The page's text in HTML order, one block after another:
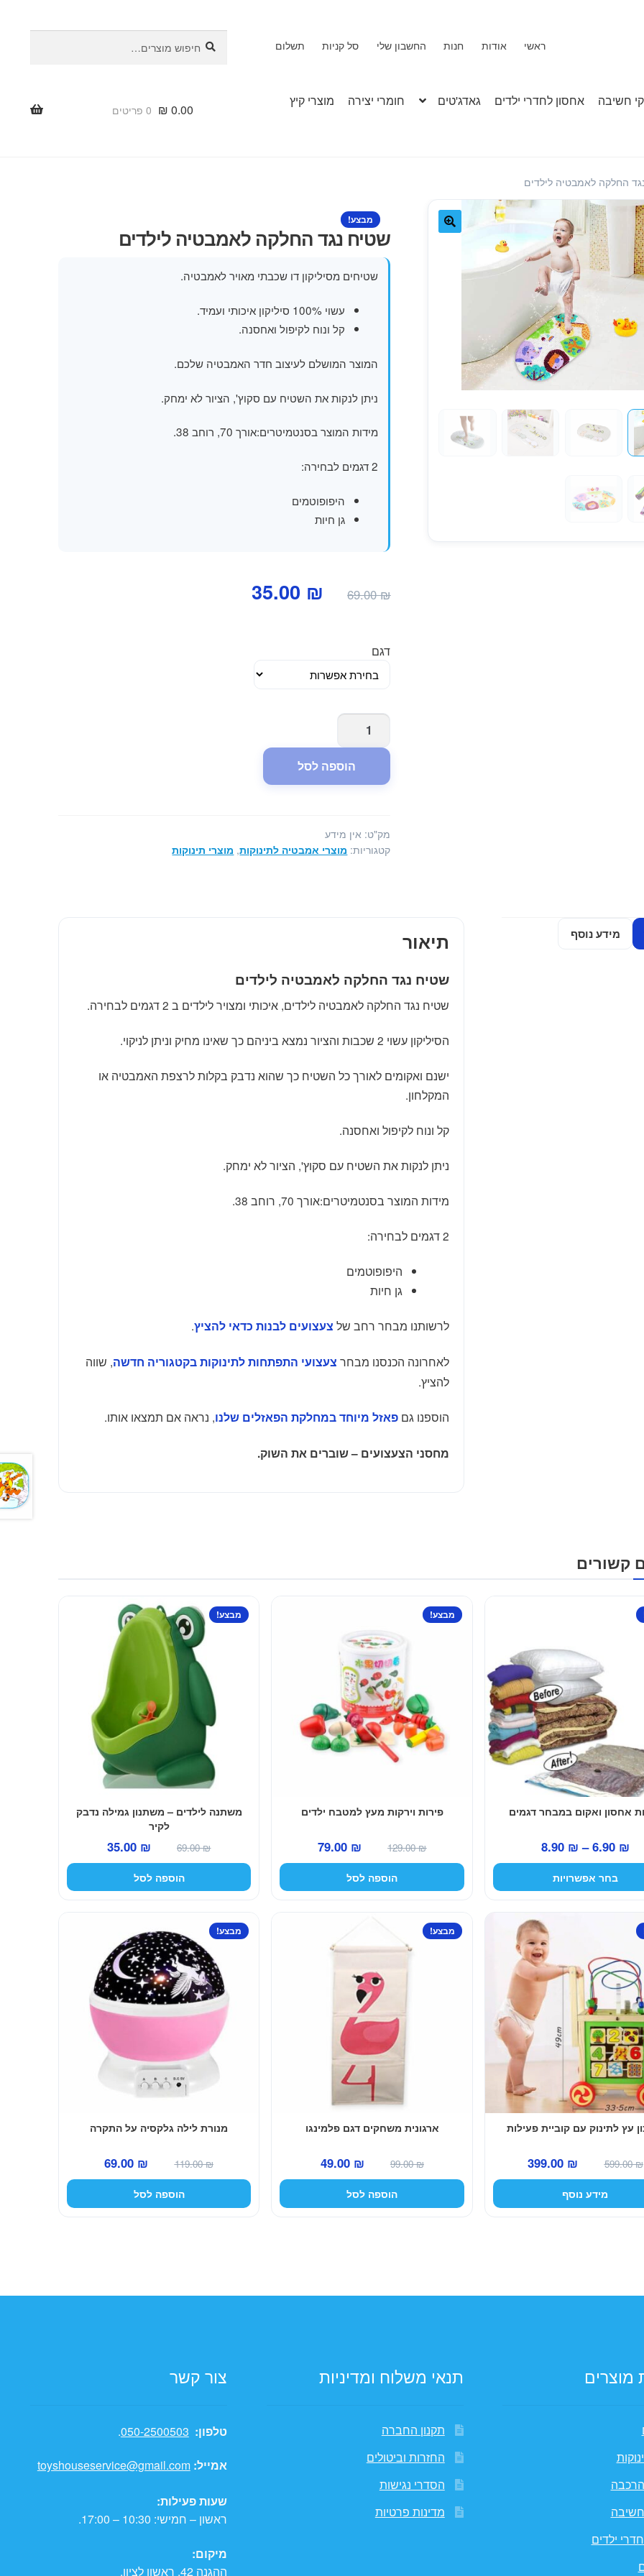
ראשי אודות חנות החשבון שלי סל קניות תשלום
עבור:
חשיבה אחסון לחדרי ילדים גאדג'טים חומרי יצירה מוצרי קיץ
0.00
₪ 0 פריטים
החלקה לאמבטיה לילדים
מבצע!
שטיח נגד החלקה לאמבטיה לילדים
שטיחים מסיליקון דו שכבתי מאויר לאמבטיה.
עשוי 100% סיליקון איכותי ועמיד.
קל ונוח לקיפול ואחסנה.
המוצר המושלם לעיצוב חדר האמבטיה שלכם.
ניתן לנקות את השטיח עם סקוץ', הציור לא ימחק.
מידות המוצר בסנטמיטרים:אורך 70, רוחב 38.
2 דגמים לבחירה:
היפופוטמים
גן חיות
69.00₪
המחיר35.00 ₪
המחיר
דגם
כמות
שטיח
נגד
לילדים
הוספה לסל
מק"ט: אין מידע
קטגוריות: מוצרי אמבטיה לתינוקות, מוצרי תינוקות
מידע נוסף תיאור
שטיח נגד החלקה לאמבטיה לילדים
שטיח נגד החלקה לאמבטיה לילדים, איכותי ומצויר לילדים ב 2 דגמים לבחירה.
הסיליקון עשוי 2 שכבות והציור נמצא ביניהם כך שאינו מחיק וניתן לניקוי.
ישנם ואקומים לאורך כל השטיח כך שהוא נדבק בקלות לרצפת האמבטיה או
המקלחון.
קל ונוח לקיפול ואחסנה.
ניתן לנקות את השטיח עם סקוץ', הציור לא ימחק.
מידות המוצר בסנטמיטרים:אורך 70, רוחב 38.
2 דגמים לבחירה:
היפופוטמים
גן חיות
לרשותנו מבחר רחב של צעצועים לבנות כדאי להציץ.
לאחרונה הכנסנו מבחר צעצועי התפתחות לתינוקות בקטגוריה חדשה, שווה
להציץ.
הוספנו גם פאזל מיוחד במחלקת הפאזלים שלנו, נראה אם תמצאו אותו.
מחסני הצעצועים – שוברים את השוק.
קשורים
אחסון ואקום במבחר דגמים
6.90 ₪
–
8.90 ₪
טווח
מחירים:
⁦8.90 ₪⁩
בחר אפשרויות
פירות וירקות מעץ למטבח ילדים
מבצע!
129.00₪
המחיר
המקורי
היה:
79.00 ₪
המחיר
הנוכחי
הוספה לסל
משתנה לילדים – משתנון גמילה נדבק
לקיר
מבצע!
69.00₪
המחיר
המקורי
היה:
35.00 ₪
המחיר
הנוכחי
הוספה לסל
עץ לתינוק עם קוביית פעילות
599.00₪
המחיר
המקורי
היה:
399.00 ₪
המחיר
הנוכחי
מידע נוסף
ארגונית משחקים דגם פלמינגו
מבצע!
99.00₪
המחיר
המקורי
היה:
49.00 ₪
המחיר
הנוכחי
הוספה לסל
מנורת לילה גלקסיה על התקרה
מבצע!
119.00₪
המחיר
המקורי
היה:
69.00 ₪
המחיר
הנוכחי
הוספה לסל
מוצרים
ילדים
תנאי משלוח ומדיניות
תקנון החברה
החזרות וביטולים
הסדרי נגישות
מדינות פרטיות
צור קשר
טלפון: 050-2500503
.
אמייל: toyshouseservice@gmail.com
שעות פעילות:
ראשון – חמישי: 10:30 – 17:00.
מיקום:
ההגנה 42, ראשון לציון.